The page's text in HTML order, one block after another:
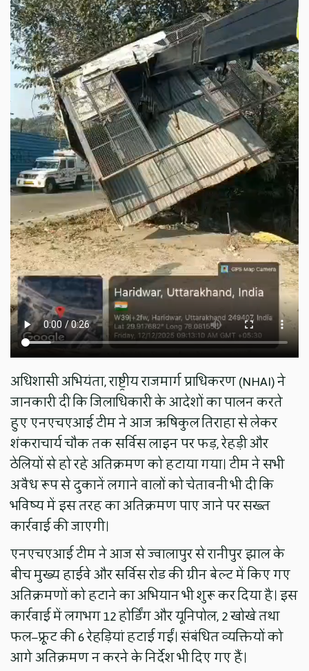
अधिशासी अभियंता, राष्ट्रीय राजमार्ग प्राधिकरण (NHAI) ने
जानकारी दी कि जिलाधिकारी के आदेशों का पालन करते
हुए एनएचएआई टीम ने आज ऋषिकुल तिराहा से लेकर
शंकराचार्य चौक तक सर्विस लाइन पर फड़, रेहड़ी और
ठेलियों से हो रहे अतिक्रमण को हटाया गया। टीम ने सभी
अवैध रूप से दुकानें लगाने वालों को चेतावनी भी दी कि
भविष्य में इस तरह का अतिक्रमण पाए जाने पर सख्त
कार्रवाई की जाएगी।
एनएचएआई टीम ने आज से ज्वालापुर से रानीपुर झाल के
बीच मुख्य हाईवे और सर्विस रोड की ग्रीन बेल्ट में किए गए
अतिक्रमणों को हटाने का अभियान भी शुरू कर दिया है। इस
कार्रवाई में लगभग 12 होर्डिंग और यूनिपोल, 2 खोखे तथा
फल–फ्रूट की 6 रेहड़ियां हटाई गईं। संबंधित व्यक्तियों को
आगे अतिक्रमण न करने के निर्देश भी दिए गए हैं।